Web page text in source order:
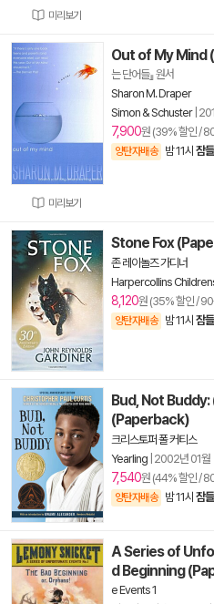
미리보기
미리보기
Out of My Mind
는 단어들』 원서
Sharon M. Draper
Simon & Schuster|
7,900원 (39% 할인 /
양탄자배송 밤 11시 잠
Stone Fox
존 레이놀즈 가디너
Harpercollins
8,120원 (35% 할인 /
양탄자배송 밤 11시 잠
Bud, Not
(Paperback)
크리스토퍼 폴 커티스
Yearling 2002년 01월
7,540원 (44% 할인 /
양탄자배송 밤 11시 잠
A Series of
d Beginning
e Events 1